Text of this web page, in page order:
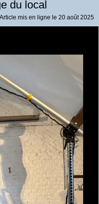
du local
Article mis en ligne le 20 août 2025